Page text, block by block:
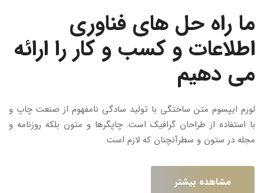
ما راه حل های فناوری
اطلاعات و کسب و کار را ارائه
می دهیم
لورم ایپسوم متن ساختگی با تولید سادگی نامفهوم از صنعت چاپ و
با استفاده از طراحان گرافیک است. چاپگرها و متون بلکه روزنامه و
مجله در ستون و سطرآنچنان که لازم است
مشاهده بیشتر